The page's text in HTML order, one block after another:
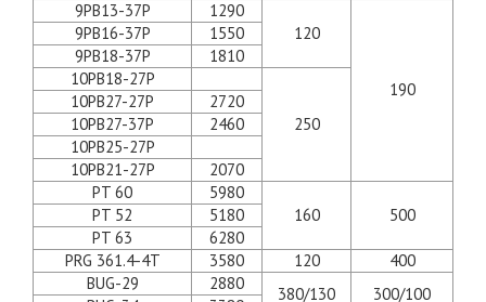
9PB13-37P
1290
120
190
9PB16-37P
1550
9PB18-37P
1810
10PB18-27P
250
10PB27-27P
2720
10PB27-37P
2460
10PB25-27P
10PB21-27P
2070
PT 60
5980
160
500
PT 52
5180
PT 63
6280
PRG 361.4-4T
3580 120
400
BUG-29
2880
380/130 300/100